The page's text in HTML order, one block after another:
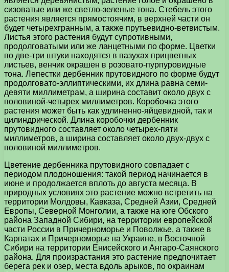
сизоватые или же светло-зеленые тона. Стебель этого
растения является прямостоячим, в верхней части он
будет четырехгранным, а также прутьевидно-ветвистым.
Листья этого растения будут супротивными,
продолговатыми или же ланцетными по форме. Цветки
по две-три штуки находятся в пазухах прицветных
листьев, венчик окрашен в розовато-пурпуровидные
тона. Лепестки дербенник прутовидного по форме будут
продолговато-эллиптическими, их длина равна семи-
девяти миллиметрам, а ширина составит около двух с
половиной-четырех миллиметров. Коробочка этого
растения может быть как удлиненно-яйцевидной, так и
цилиндрической. Длина коробочки дербенник
прутовидного составляет около четырех-пяти
миллиметров, а ширина составляет около двух-двух с
половиной миллиметров.
Цветение дербенника прутовидного совпадает с
периодом плодоношения: такой период начинается в
июне и продолжается вплоть до августа месяца. В
природных условиях это растение можно встретить на
территории Молдовы, Кавказа, Средней Азии, Средней
Европы, Северной Монголии, а также на юге Обского
района Западной Сибири, на территории европейской
части России в Причерноморье и Поволжье, а также в
Карпатах и Причерноморье на Украине, в Восточной
Сибири на территории Енисейского и Ангаро-Саянского
района. Для произрастания это растение предпочитает
берега рек и озер, места вдоль арыков, по окраинам